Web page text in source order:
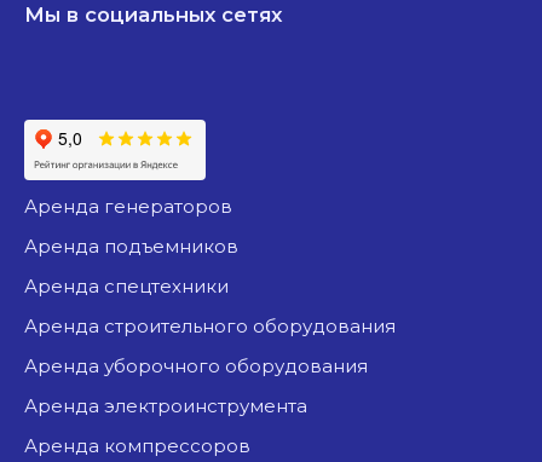
Мы в социальных сетях
аренда генераторов
аренда подъемников
аренда спецтехники
аренда строительного оборудования
аренда уборочного оборудования
аренда электроинструмента
аренда компрессоров